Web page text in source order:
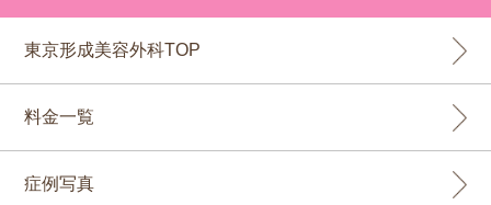
東京形成美容外科TOP
料金一覧
症例写真